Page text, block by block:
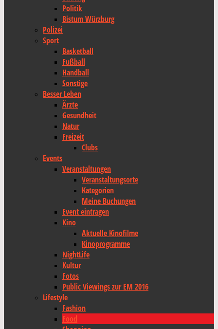
Politik
Bistum Würzburg
Polizei
Sport
Basketball
Fußball
Handball
Sonstige
Besser Leben
Ärzte
Gesundheit
Natur
Freizeit
Clubs
Events
Veranstaltungen
Veranstaltungsorte
Kategorien
Meine Buchungen
Event eintragen
Kino
Aktuelle Kinofilme
Kinoprogramme
NightLife
Kultur
Fotos
Public Viewings zur EM 2016
Lifestyle
Fashion
Food